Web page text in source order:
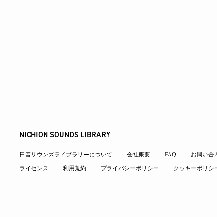
NICHION SOUNDS LIBRARY
日音サウンズライブラリーについて 会社概要 FAQ
お問い合
ライセンス
利用規約 プライバシーポリシー クッキーポリシ